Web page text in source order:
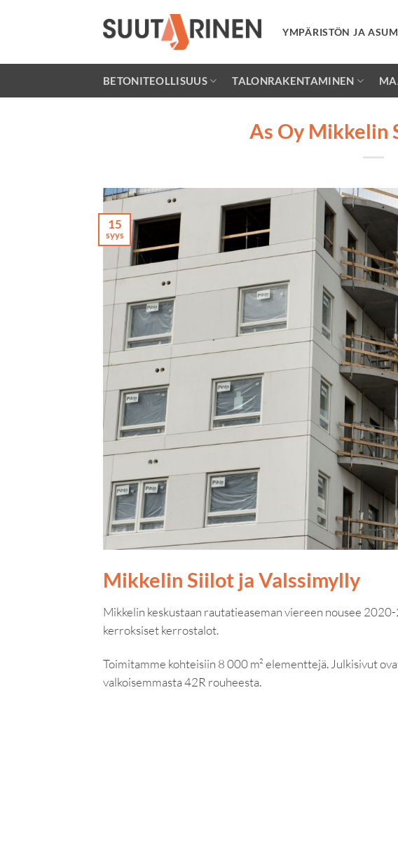
YMPÄRISTÖN JA
BETONITEOLLISUUS TALONRAKENTAMINEN
As Oy Mikkelin
15
syys
Mikkelin Siilot ja Valssimylly
Mikkelin keskustaan rautatieaseman viereen nousee
kerroksiset kerrostalot.
Toimitamme kohteisiin 8 000 m² elementtejä. Julkisivut
valkoisemmasta 42R rouheesta.